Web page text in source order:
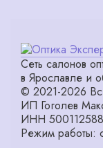
Сеть салонов
в Ярославле и
© 2021-2026
ИП Гоголев
ИНН
Режим работы: